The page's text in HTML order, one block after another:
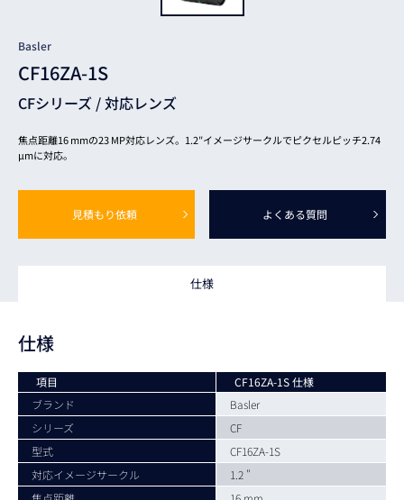
Basler
CF16ZA-1S
CFシリーズ /対応レンズ
焦点距離16 mmの23 MP対応レンズ。1.2″イメージサークルでピクセルピッチ2.74
μmに対応。
見積もり依頼 よくある質問
仕様
仕様
項目
CF16ZA-1S 仕様
ブランド
Basler
シリーズ
CF
型式
CF16ZA-1S
対応イメージサークル
1.2 "